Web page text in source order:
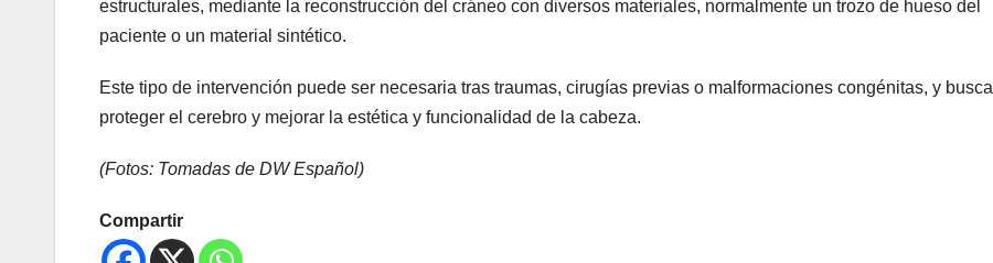
estructurales, mediante la reconstrucción del cráneo con diversos materiales, normalmente un trozo de hueso del
paciente o un material sintético.
Este tipo de intervención puede ser necesaria tras traumas, cirugías previas o malformaciones congénitas, y busca
proteger el cerebro y mejorar la estética y funcionalidad de la cabeza.
(Fotos: Tomadas de DW Español)
Compartir